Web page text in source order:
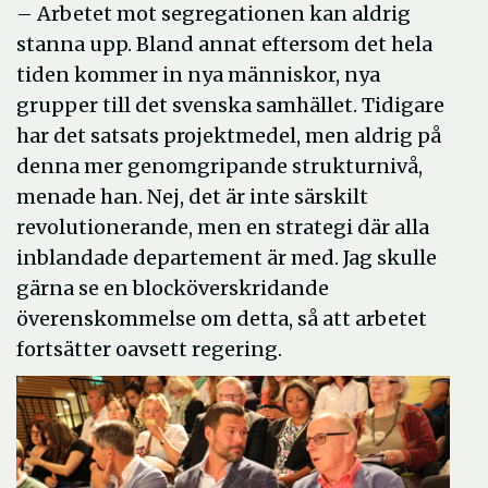
– Arbetet mot segregationen kan aldrig
stanna upp. Bland annat eftersom det hela
tiden kommer in nya människor, nya
grupper till det svenska samhället. Tidigare
har det satsats projektmedel, men aldrig på
denna mer genomgripande strukturnivå,
menade han. Nej, det är inte särskilt
revolutionerande, men en strategi där alla
inblandade departement är med. Jag skulle
gärna se en blocköverskridande
överenskommelse om detta, så att arbetet
fortsätter oavsett regering.